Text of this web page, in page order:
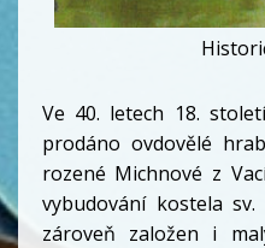
Ve 40. letech 18.
prodáno ovdovělé
rozené Michnové z
vybudování kostela
zároveň založen i